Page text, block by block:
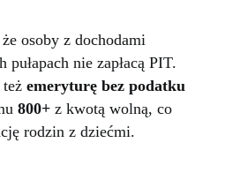
osoby z dochodami
nie zapłacą PIT.
emeryturę bez podatku
800+ z kwotą wolną, co
rodzin z dziećmi.